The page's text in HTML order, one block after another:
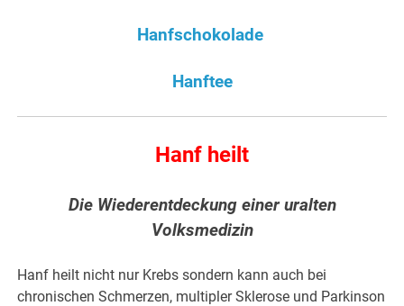
Hanfschokolade
Hanftee
Hanf heilt
Die Wiederentdeckung einer uralten
Volksmedizin
Hanf heilt nicht nur Krebs sondern kann auch bei
chronischen Schmerzen, multipler Sklerose und Parkinson